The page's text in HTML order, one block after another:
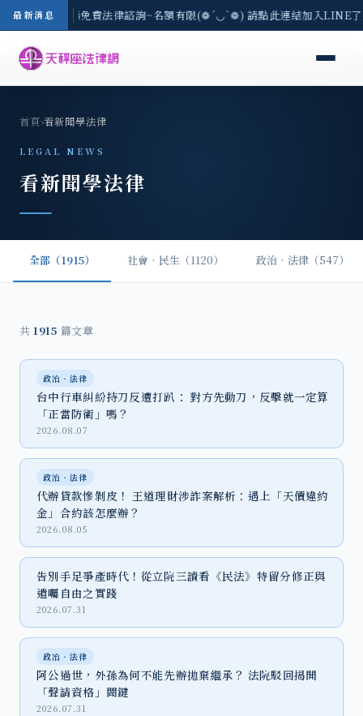
最新消息
-8/3(一) 現場免費法律諮詢~名額有限(❁´◡`❁) 請點此連結加入LINE
首頁›看新聞學法律
LEGAL NEWS
看新聞學法律
全部（1915） 社會‧民生（1120） 政治‧法律（547）
共 1915 篇文章
政治‧法律
台中行車糾紛持刀反遭打趴： 對方先動刀，反擊就一定算
「正當防衛」嗎？
2026.08.07
政治‧法律
代辦貸款慘剝皮！ 王道理財涉詐案解析：遇上「天價違約
金」合約該怎麼辦？
2026.08.05
告別手足爭產時代！從立院三讀看《民法》特留分修正與
遺囑自由之實踐
2026.07.31
政治‧法律
阿公過世，外孫為何不能先辦拋棄繼承？ 法院駁回揭開
「聲請資格」關鍵
2026.07.31